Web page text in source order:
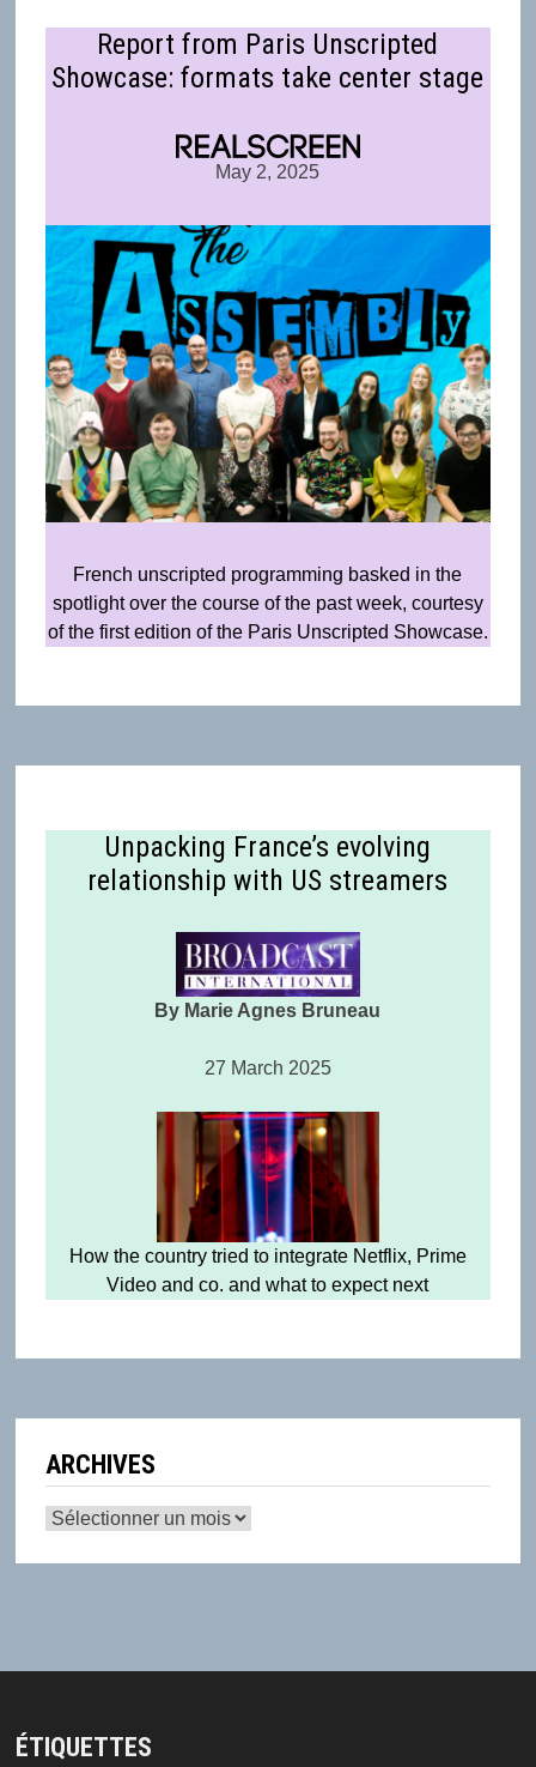
Report from Paris Unscripted
Showcase: formats take center stage
May 2, 2025
French unscripted programming basked in the
spotlight over the course of the past week, courtesy
of the first edition of the Paris Unscripted Showcase.
Unpacking France’s evolving
relationship with US streamers
By Marie Agnes Bruneau
27 March 2025
How the country tried to integrate Netflix, Prime
Video and co. and what to expect next
ARCHIVES
Archives
ÉTIQUETTES